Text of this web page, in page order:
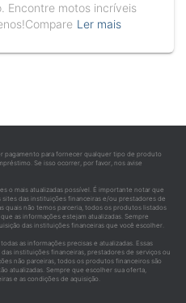
Encontre motos incríveis
Ler mais
pagamento para fornecer qualquer tipo de produto
Se isso ocorrer, por favor, nos avise
o mais atualizadas possível. É importante notar que
das instituições financeiras e/ou prestadores de
quais não temos parceria, todos os produtos listados
as informações estejam atualizadas. Sempre
das instituições financeiras que você escolher.
as informações precisas e atualizadas. Essas
instituições financeiras, prestadores de serviços ou
não parceiras, todos os produtos financeiros são
atualizadas. Sempre que escolher sua oferta,
e as condições de aquisição.